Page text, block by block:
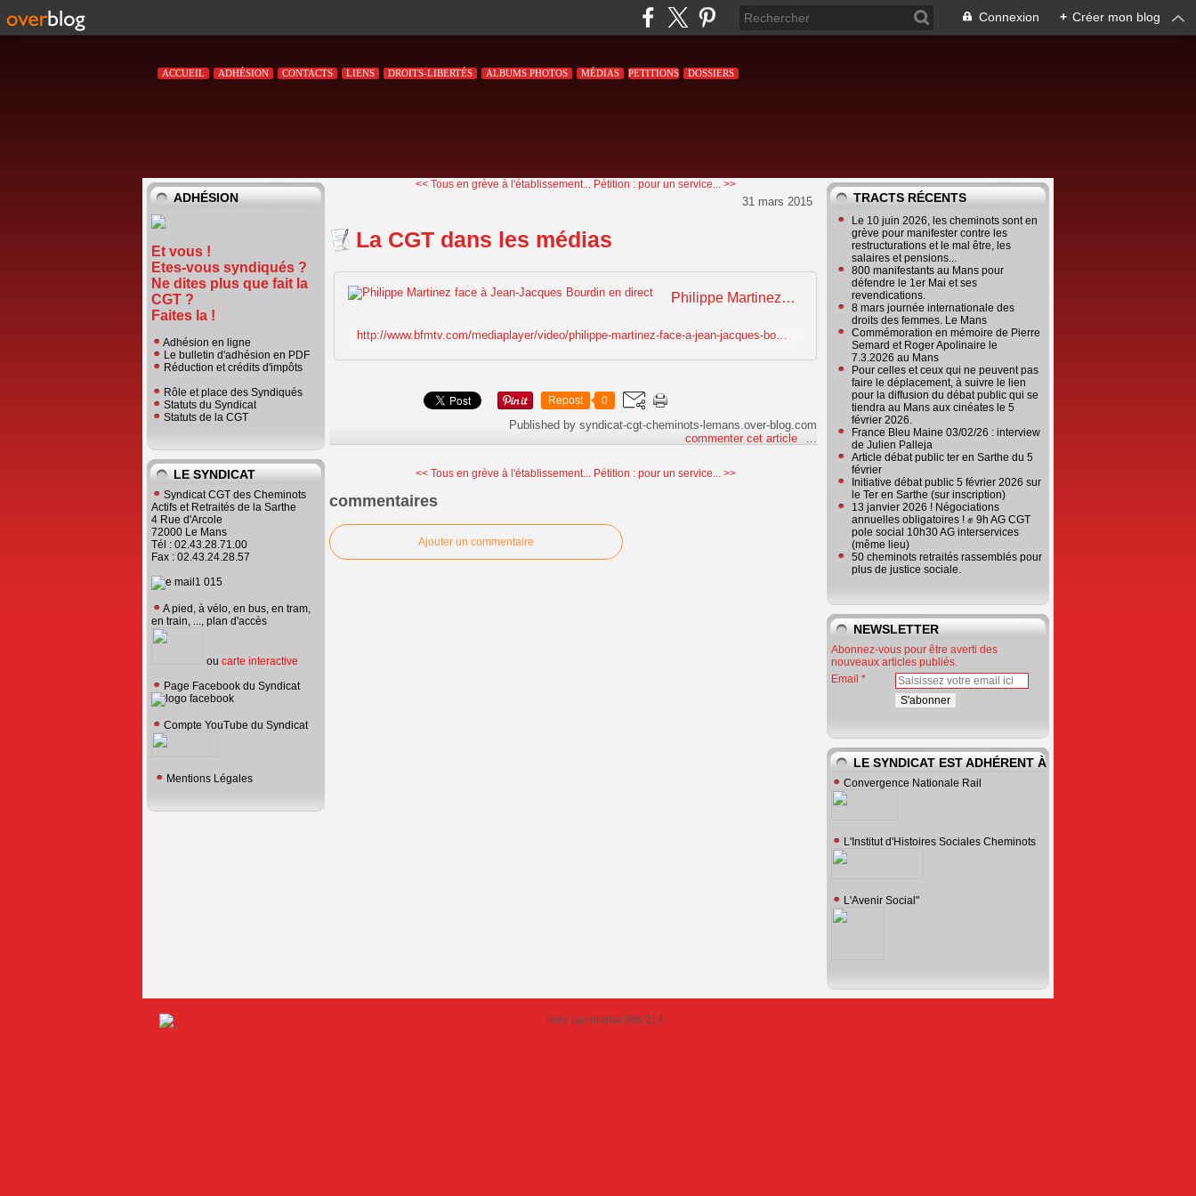
Connexion + Créer mon blog
ACCUEIL ADHÉSION CONTACTS LIENS DROITS-LIBERTÉS ALBUMS PHOTOS MÉDIAS PETITIONS DOSSIERS
ADHÉSION
Et vous !
Etes-vous syndiqués ?
Ne dites plus que fait la
CGT ?
Faites la !
Adhésion en ligne
Le bulletin d'adhésion en PDF
Réduction et crédits d'impôts
Rôle et place des Syndiqués
Statuts du Syndicat
Statuts de la CGT
LE SYNDICAT
Syndicat CGT des Cheminots
Actifs et Retraités de la Sarthe
4 Rue d'Arcole
72000 Le Mans
Tél : 02.43.28.71.00
Fax : 02.43.24.28.57
A pied, à vélo, en bus, en tram,
en train, ..., plan d'accès
ou carte interactive
Page Facebook du Syndicat
Compte YouTube du Syndicat
Mentions Légales
<< Tous en grève à l'établissement... Pétition : pour un service... >>
31 mars 2015
La CGT dans les médias
Philippe Martinez face à Jean-Jacques Bourdin en direct
Repost 0
Published by syndicat-cgt-cheminots-lemans.over-blog.com
commenter cet article
<< Tous en grève à l'établissement... Pétition : pour un service... >>
commentaires
Ajouter un commentaire
TRACTS RÉCENTS
Le 10 juin 2026, les cheminots sont en
grève pour manifester contre les
restructurations et le mal être, les
salaires et pensions...
800 manifestants au Mans pour
défendre le 1er Mai et ses
revendications.
8 mars journée internationale des
droits des femmes. Le Mans
Commémoration en mémoire de Pierre
Semard et Roger Apolinaire le
7.3.2026 au Mans
Pour celles et ceux qui ne peuvent pas
faire le déplacement, à suivre le lien
pour la diffusion du débat public qui se
tiendra au Mans aux cinéates le 5
février 2026.
France Bleu Maine 03/02/26 : interview
de Julien Palleja
Article débat public ter en Sarthe du 5
février
Initiative débat public 5 février 2026 sur
le Ter en Sarthe (sur inscription)
13 janvier 2026 ! Négociations
annuelles obligatoires ! ✊ 9h AG CGT
pole social 10h30 AG interservices
(même lieu)
50 cheminots retraités rassemblés pour
plus de justice sociale.
NEWSLETTER
Abonnez-vous pour être averti des
nouveaux articles publiés.
Email
LE SYNDICAT EST ADHÉRENT À
Convergence Nationale Rail
L'Institut d'Histoires Sociales Cheminots
L'Avenir Social"